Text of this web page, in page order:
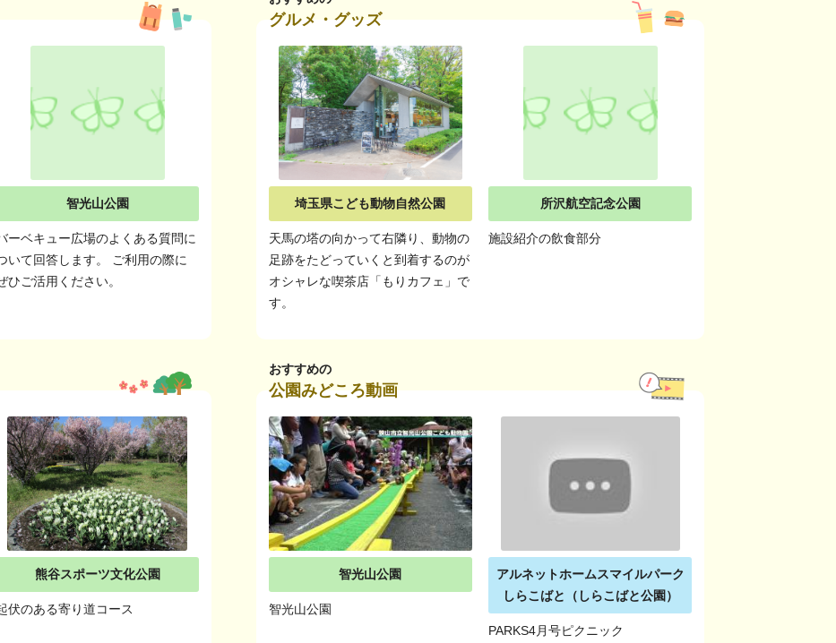
智光山公園
ーベキュー広場のよくある質問に
いて回答します。 ご利用の際に
ひご活用ください。
グルメ・グッズ
埼玉県こども動物自然公園
天馬の塔の向かって右隣り、動物の
足跡をたどっていくと到着するのが
オシャレな喫茶店「もりカフェ」で
す。
所沢航空記念公園
施設紹介の飲食部分
熊谷スポーツ文化公園
伏のある寄り道コース
おすすめの
公園みどころ動画
智光山公園
智光山公園
アルネットホームスマイルパーク
しらこばと（しらこばと公園）
PARKS4月号ピクニック